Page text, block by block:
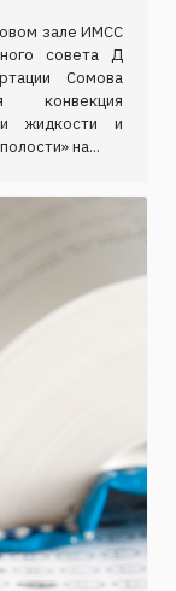
зале ИМСС
совета Д
Сомова
конвекция
жидкости и
на...